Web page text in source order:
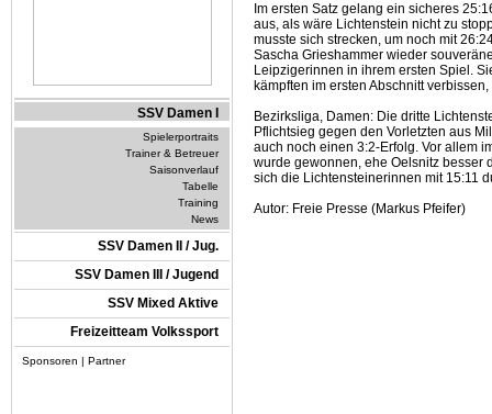
SSV Damen I
Spielerportraits
Trainer & Betreuer
Saisonverlauf
Tabelle
Training
News
SSV Damen II / Jug.
SSV Damen III / Jugend
SSV Mixed Aktive
Freizeitteam Volkssport
Sponsoren | Partner
Im ersten Satz gelang ein sicheres
aus, als wäre Lichtenstein nicht zu
musste sich strecken, um noch mit
Sascha Grieshammer wieder
Leipzigerinnen in ihrem ersten Spiel.
kämpften im ersten Abschnitt
Bezirksliga, Damen: Die dritte
Pflichtsieg gegen den Vorletzten aus
auch noch einen 3:2-Erfolg. Vor allem
wurde gewonnen, ehe Oelsnitz besser
sich die Lichtensteinerinnen mit 15:11
Autor: Freie Presse (Markus Pfeifer)